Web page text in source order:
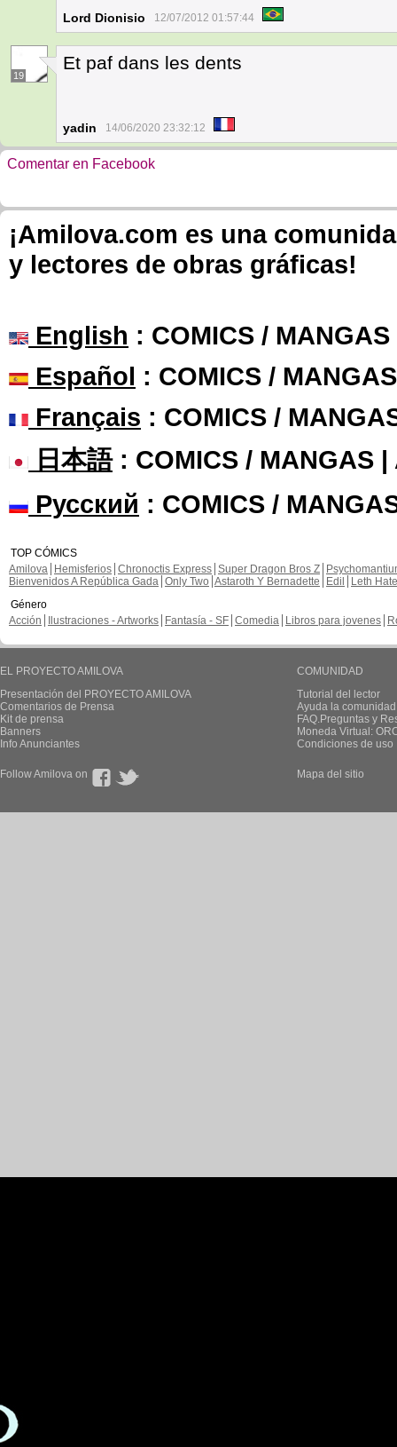
Lord Dionisio 12/07/2012 01:57:44
19
Et paf dans les dents
yadin 14/06/2020 23:32:12
Comentar en Facebook
¡Amilova.com es una
y lectores de obras gráficas!
English : COMICS /
Español : COMICS /
Français : COMICS /
日本語: COMICS / MANGAS |
Русский : COMICS /
TOP CÓMICS
Amilova
Hemisferios Chronoctis Express Super Dragon Bros Z
Bienvenidos A República Gada Only Two Astaroth Y Bernadette Edil
Leth Hate
Género
Acción
Ilustraciones - Artworks Fantasía - SF Comedia Libros para jovenes
EL PROYECTO AMILOVA
Presentación del PROYECTO AMILOVA
Comentarios de Prensa
Kit de prensa
Banners
Info Anunciantes
COMUNIDAD
Tutorial del lector
Ayuda la
FAQ.Preguntas y
Moneda Virtual:
Condiciones de uso
Follow Amilova on Mapa del sitio